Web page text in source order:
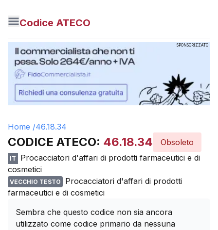
Codice ATECO
SPONSORIZZATO
Home /46.18.34
CODICE ATECO: 46.18.34 Obsoleto
IT
Procacciatori d'affari di prodotti farmaceutici e di
cosmetici
VECCHIO TESTO
Procacciatori d'affari di prodotti
farmaceutici e di cosmetici
Sembra che questo codice non sia ancora
utilizzato come codice primario da nessuna